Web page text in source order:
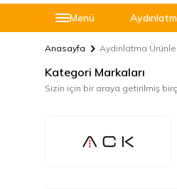
Menü
Anasayfa Aydınlatma
Kategori Markaları
Sizin için bir araya getirilmiş